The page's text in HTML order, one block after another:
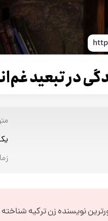
در تبعید
نویسنده زن ترکیه